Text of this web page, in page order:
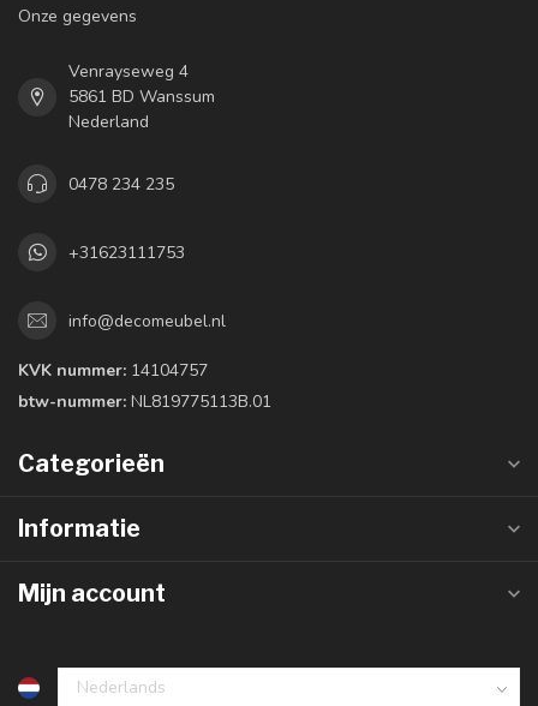
Onze gegevens
Venrayseweg 4
5861 BD Wanssum
Nederland
0478 234 235
+31623111753
info@decomeubel.nl
KVK nummer: 14104757
btw-nummer: NL819775113B.01
Categorieën
Informatie
Mijn account